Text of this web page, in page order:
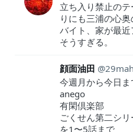
立ち入り禁止の
りにも三浦の心
バイト、家が最
そうすぎる。
顔面油田
今週月から今日
anego
有閑倶楽部
ごくせん第二シ
を1〜5話まで